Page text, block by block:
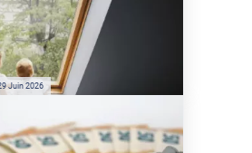
et Velux : Comment
80% de
solaire sans
?
Juin 2026
chaleur : quelles
économies d’énergie